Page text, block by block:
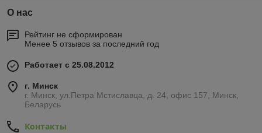
О нас
Рейтинг не сформирован
Менее 5 отзывов за последний год
Работает с 25.08.2012
г. Минск
г. Минск, ул.Петра Мстиславца, д. 24, офис 157, Минск,
Беларусь
Контакты